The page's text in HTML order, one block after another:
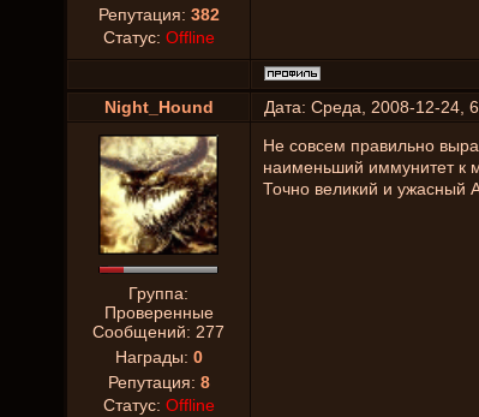
Репутация: 382
Статус: Offline
Night_Hound Дата: Среда, 2008-12-24,
Группа:
Проверенные
Сообщений: 277
Награды: 0
Репутация: 8
Статус: Offline
Не совсем правильно
наименьший иммунитет к
Точно великий и ужасный